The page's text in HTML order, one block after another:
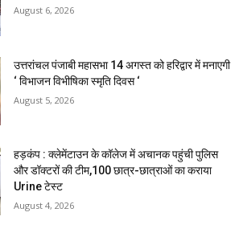
August 6, 2026
उत्तरांचल पंजाबी महासभा 14 अगस्त को हरिद्वार में मनाएगी
‘ विभाजन विभीषिका स्मृति दिवस ‘
August 5, 2026
हड़कंप : क्लेमेंटाउन के कॉलेज में अचानक पहुंची पुलिस
और डॉक्टरों की टीम,100 छात्र-छात्राओं का कराया
Urine टेस्ट
August 4, 2026